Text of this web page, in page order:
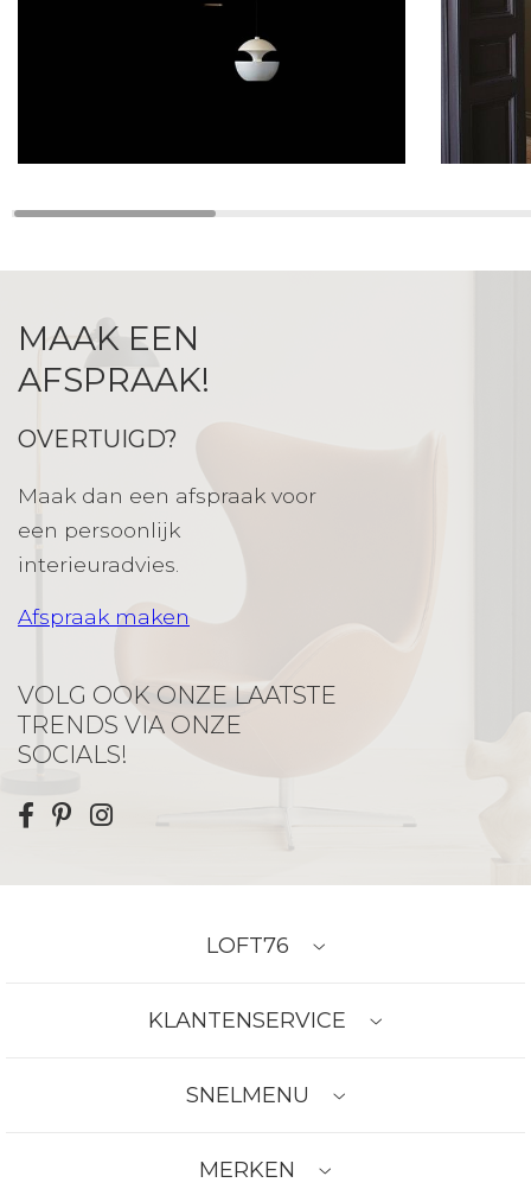
MAAK EEN
AFSPRAAK!
OVERTUIGD?
Maak dan een afspraak voor
een persoonlijk
interieuradvies.
Afspraak maken
VOLG OOK ONZE LAATSTE
TRENDS VIA ONZE
SOCIALS!
LOFT76
KLANTENSERVICE
SNELMENU
MERKEN